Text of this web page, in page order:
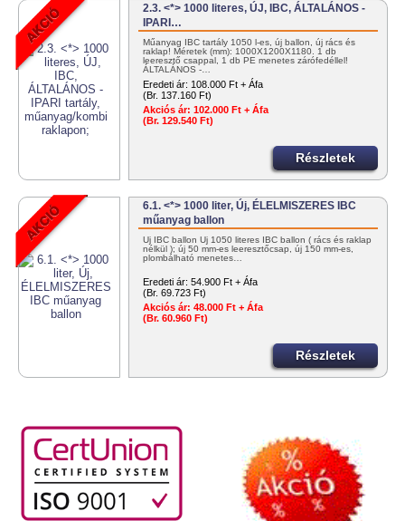
2.3. <*> 1000 literes, ÚJ, IBC, ÁLTALÁNOS -
IPARI…
Műanyag IBC tartály 1050 l-es, új ballon, új rács és
raklap! Méretek (mm): 1000X1200X1180. 1 db
leeresztő csappal, 1 db PE menetes zárófedéllel!
ÁLTALÁNOS -…
Eredeti ár: 108.000 Ft + Áfa
(Br. 137.160 Ft)
Akciós ár: 102.000 Ft + Áfa
(Br. 129.540 Ft)
Részletek
6.1. <*> 1000 liter, Új, ÉLELMISZERES IBC
műanyag ballon
Új IBC ballon Új 1050 literes IBC ballon ( rács és raklap
nélkül ); új 50 mm-es leeresztőcsap, új 150 mm-es,
plombálható menetes…
Eredeti ár: 54.900 Ft + Áfa
(Br. 69.723 Ft)
Akciós ár: 48.000 Ft + Áfa
(Br. 60.960 Ft)
Részletek